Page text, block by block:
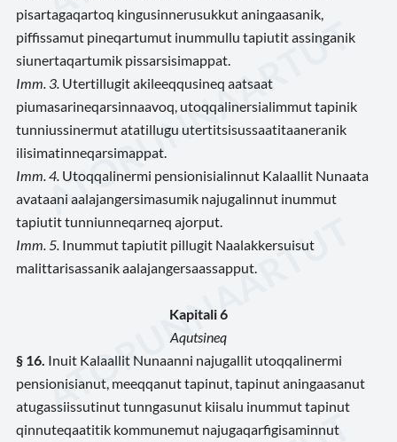
pisartagaqartoq kingusinnerusukkut aningaasanik,
piffissamut pineqartumut inummullu tapiutit assinganik
siunertaqartumik pissarsisimappat.
Imm. 3. Utertillugit akileeqqusineq aatsaat
piumasarineqarsinnaavoq, utoqqalinersialimmut tapinik
tunniussinermut atatillugu utertitsisussaatitaaneranik
ilisimatinneqarsimappat.
Imm. 4. Utoqqalinermi pensionisialinnut Kalaallit Nunaata
avataani aalajangersimasumik najugalinnut inummut
tapiutit tunniunneqarneq ajorput.
Imm. 5. Inummut tapiutit pillugit Naalakkersuisut
malittarisassanik aalajangersaassapput.
Kapitali 6
Aqutsineq
§ 16. Inuit Kalaallit Nunaanni najugallit utoqqalinermi
pensionisianut, meeqqanut tapinut, tapinut aningaasanut
atugassiissutinut tunngasunut kiisalu inummut tapinut
qinnuteqaatitik kommunemut najugaqarfigisaminnut